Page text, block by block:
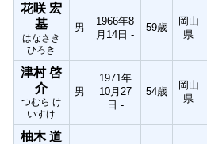
花咲 宏
基
はなさき
ひろき
男
1966年8
月14日 -
59歳
岡山
県
津村 啓
介
つむら け
いすけ
男
1971年
10月27
日 -
54歳
岡山
県
柚木 道